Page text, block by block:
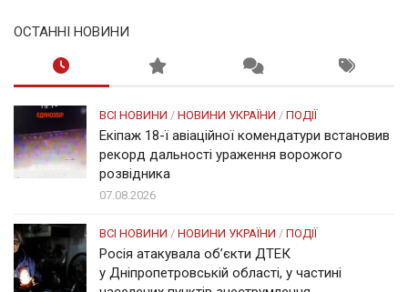
ОСТАННІ НОВИНИ
ВСІ НОВИНИ / НОВИНИ УКРАЇНИ / ПОДІЇ
Екіпаж 18-ї авіаційної комендатури встановив
рекорд дальності ураження ворожого
розвідника
07.08.2026
ВСІ НОВИНИ / НОВИНИ УКРАЇНИ / ПОДІЇ
Росія атакувала об’єкти ДТЕК
у Дніпропетровській області, у частині